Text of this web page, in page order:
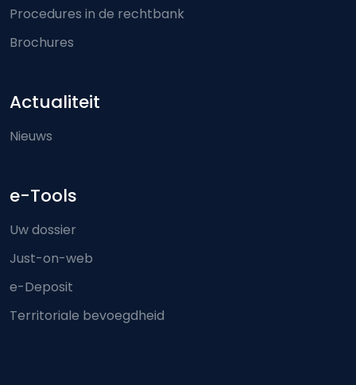
Procedures in de rechtbank
Brochures
Actualiteit
Nieuws
e-Tools
Uw dossier
Just-on-web
e-Deposit
Territoriale bevoegdheid